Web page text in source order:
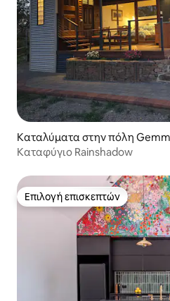
Καταλύματα στην πόλη
Καταφύγιο Rainshadow
Επιλογή επισκεπτών
Επιλογή επισκεπτών